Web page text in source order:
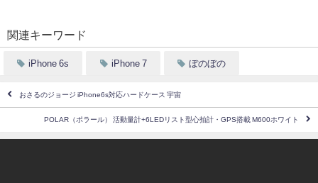
関連キーワード
iPhone 6s iPhone 7 ぼのぼの
おさるのジョージ iPhone6s対応ハードケース 宇宙
POLAR（ポラール） 活動量計+6LEDリスト型心拍計・GPS搭載 M600ホワイト